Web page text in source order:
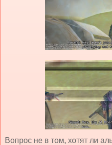
Вопрос не в том, хотят ли